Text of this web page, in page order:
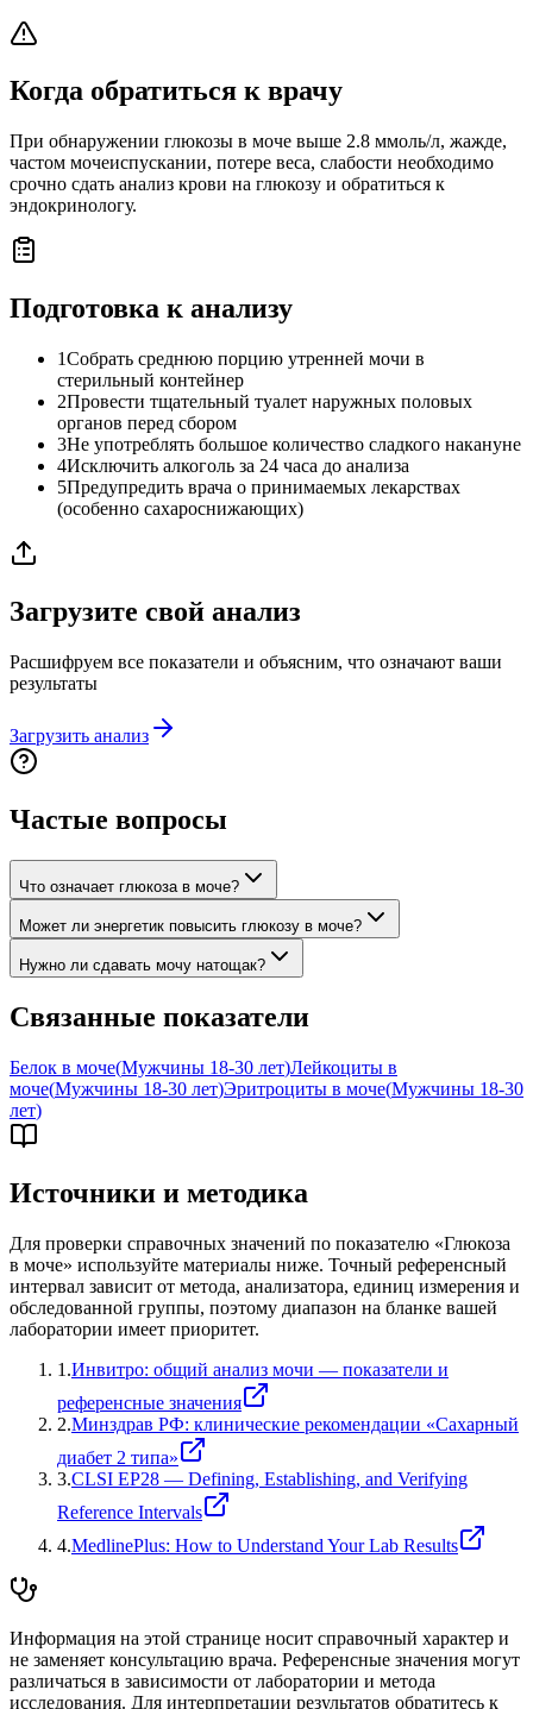
Когда обратиться к врачу
При обнаружении глюкозы в моче выше 2.8 ммоль/л, жажде,
частом мочеиспускании, потере веса, слабости необходимо
срочно сдать анализ крови на глюкозу и обратиться к
эндокринологу.
Подготовка к анализу
1Собрать среднюю порцию утренней мочи в
стерильный контейнер
2Провести тщательный туалет наружных половых
органов перед сбором
3Не употреблять большое количество сладкого накануне
4Исключить алкоголь за 24 часа до анализа
5Предупредить врача о принимаемых лекарствах
(особенно сахароснижающих)
Загрузите свой анализ
Расшифруем все показатели и объясним, что означают ваши
результаты
Загрузить анализ
Частые вопросы
Что означает глюкоза в моче?
Может ли энергетик повысить глюкозу в моче?
Нужно ли сдавать мочу натощак?
Связанные показатели
Белок в моче(Мужчины 18-30 лет)Лейкоциты в
моче(Мужчины 18-30 лет)Эритроциты в моче(Мужчины 18-30
лет)
Источники и методика
Для проверки справочных значений по показателю «Глюкоза
в моче» используйте материалы ниже. Точный референсный
интервал зависит от метода, анализатора, единиц измерения и
обследованной группы, поэтому диапазон на бланке вашей
лаборатории имеет приоритет.
1 .Инвитро: общий анализ мочи — показатели и
референсные значения
2.Минздрав РФ: клинические рекомендации «Сахарный
диабет 2 типа»
3.CLSI EP28 — Defining, Establishing, and Verifying
Reference Intervals
4.MedlinePlus: How to Understand Your Lab Results
Информация на этой странице носит справочный характер и
не заменяет консультацию врача. Референсные значения могут
различаться в зависимости от лаборатории и метода
исследования. Для интерпретации результатов обратитесь к